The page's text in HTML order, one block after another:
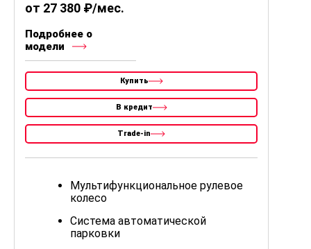
от 27 380 ₽/мес.
Подробнее о
модели
Купить
В кредит
Trade-in
Мультифункциональное рулевое
колесо
Система автоматической
парковки